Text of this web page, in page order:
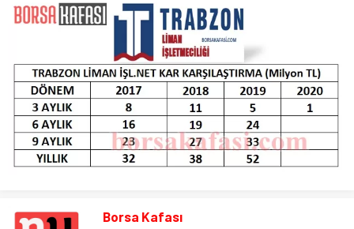
Borsa Kafası